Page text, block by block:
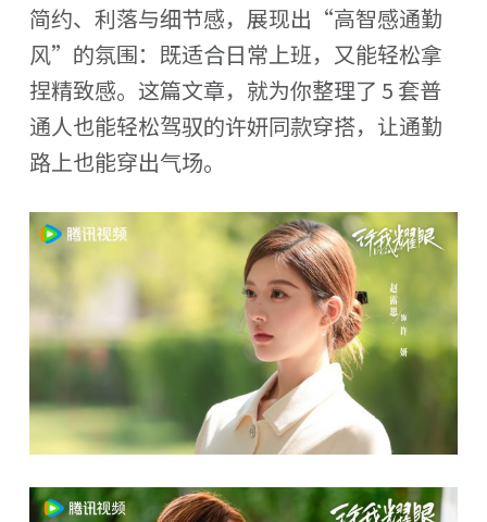
简约、利落与细节感，展现出“高智感通勤
风”的氛围：既适合日常上班，又能轻松拿
捏精致感。这篇文章，就为你整理了 5 套普
通人也能轻松驾驭的许妍同款穿搭，让通勤
路上也能穿出气场。